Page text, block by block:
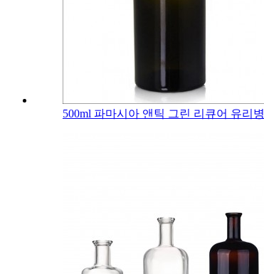
500ml 파마시아 앤틱 그린 리큐어 유리병